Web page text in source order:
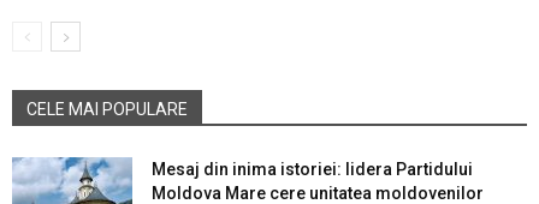
CELE MAI POPULARE
Mesaj din inima istoriei: lidera Partidului
Moldova Mare cere unitatea moldovenilor